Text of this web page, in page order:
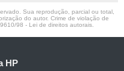
Sua reprodução, parcial ou total,
do autor. Crime de violação de
98 - Lei de direitos autorais
HP